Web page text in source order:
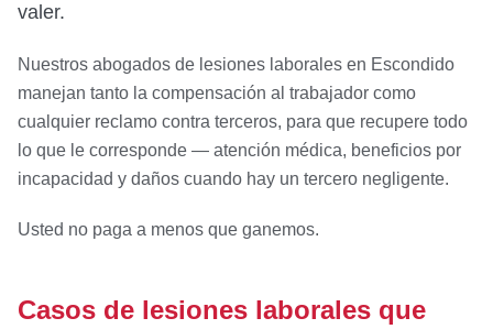
valer.
Nuestros abogados de lesiones laborales en Escondido
manejan tanto la compensación al trabajador como
cualquier reclamo contra terceros, para que recupere todo
lo que le corresponde — atención médica, beneficios por
incapacidad y daños cuando hay un tercero negligente.
Usted no paga a menos que ganemos.
Casos de lesiones laborales que